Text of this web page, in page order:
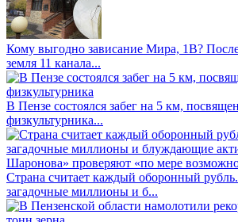
Кому выгодно зависание Мира, 1В?
земля 11 канала...
В Пензе состоялся забег на 5 км,
физкультурника...
Страна считает каждый оборонный
загадочные миллионы и б...